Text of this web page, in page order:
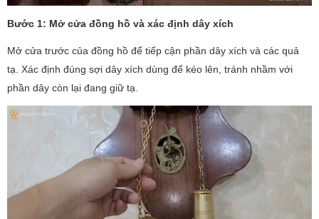
Bước 1: Mở cửa đồng hồ và xác định dây xích
Mở cửa trước của đồng hồ để tiếp cận phần dây xích và các quả
tạ. Xác định đúng sợi dây xích dùng để kéo lên, tránh nhầm với
phần dây còn lại đang giữ tạ.